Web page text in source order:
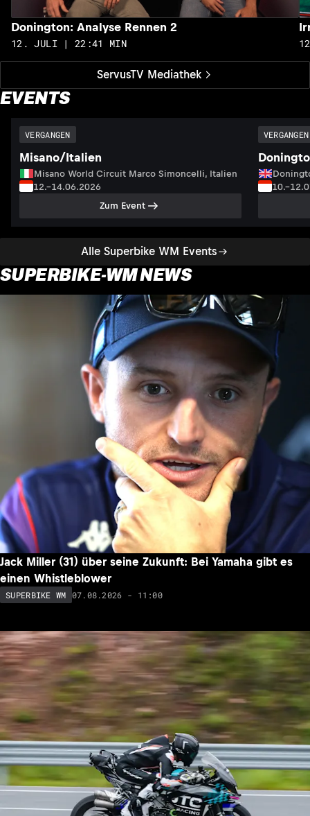
ServusTV Mediathek
Donington: Analyse Rennen 2
12. JULI | 22:41 MIN
EVENTS
Alle Superbike WM Events
VERGANGEN
Misano/Italien
Misano World Circuit Marco Simoncelli, Italien
12.–14.06.2026
Zum Event
VERGANGEN
SUPERBIKE-WM NEWS
Jack Miller (31) über seine Zukunft: Bei Yamaha gibt es
einen Whistleblower
SUPERBIKE WM 07.08.2026 - 11:00